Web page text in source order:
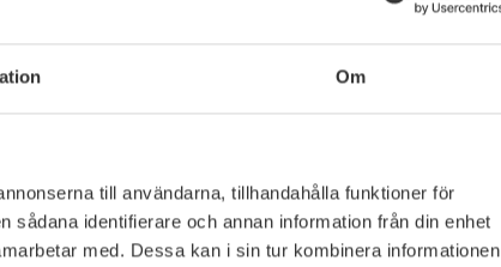
Om
till användarna, tillhandahålla funktioner för
identifierare och annan information från din enhet
med. Dessa kan i sin tur kombinera informationen
Personligvård